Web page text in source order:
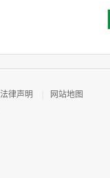
法律声明
网站地图